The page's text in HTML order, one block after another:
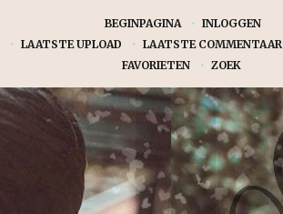
BEGINPAGINA • INLOGGEN
• LAATSTE UPLOAD • LAATSTE COMMENTAAR
FAVORIETEN
• ZOEK